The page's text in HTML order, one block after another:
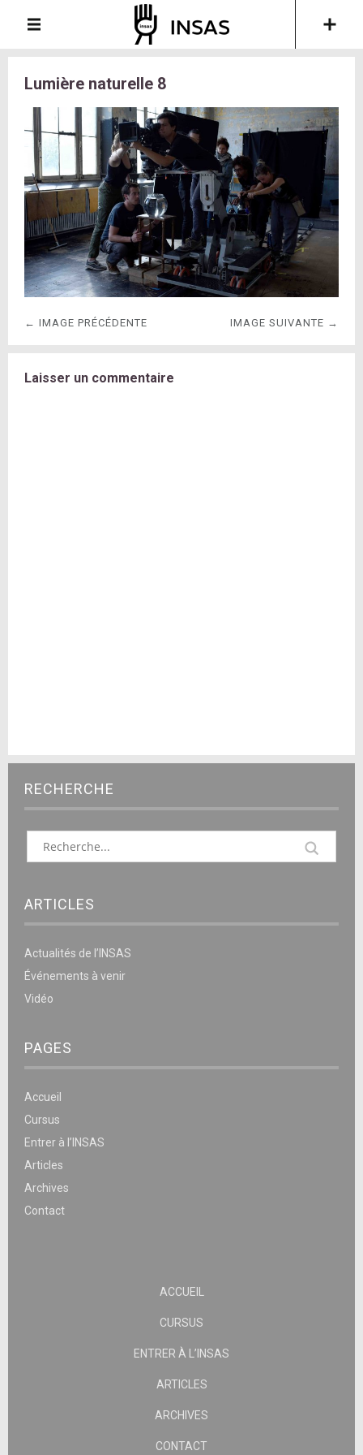
Lumière naturelle 8
← IMAGE PRÉCÉDENTE IMAGE SUIVANTE →
Laisser un commentaire
RECHERCHE
ARTICLES
Actualités de l’INSAS
Événements à venir
Vidéo
PAGES
Accueil
Cursus
Entrer à l’INSAS
Articles
Archives
Contact
ACCUEIL
CURSUS
ENTRER À L’INSAS
ARTICLES
ARCHIVES
CONTACT